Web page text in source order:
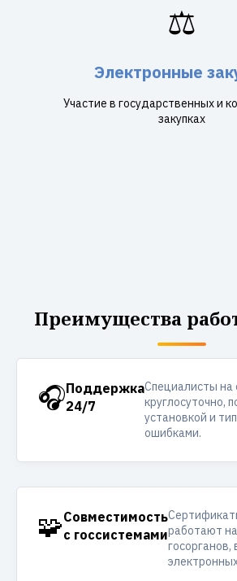
⚖️
Электронные
Участие в государственных и
закупках
Преимущества
🎧Поддержка
24/7
Специалисты на
круглосуточно,
установкой и
ошибками.
🧩Совместимость
с госсистемамиработают